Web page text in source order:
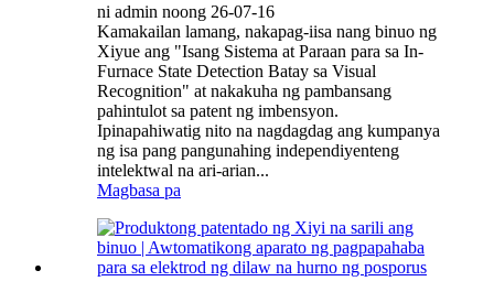
ni admin noong 26-07-16
Kamakailan lamang, nakapag-iisa nang binuo ng
Xiyue ang "Isang Sistema at Paraan para sa In-
Furnace State Detection Batay sa Visual
Recognition" at nakakuha ng pambansang
pahintulot sa patent ng imbensyon.
Ipinapahiwatig nito na nagdagdag ang kumpanya
ng isa pang pangunahing independiyenteng
intelektwal na ari-arian...
Magbasa pa